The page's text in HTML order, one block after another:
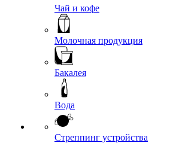
Чай и кофе
Молочная продукция
Бакалея
Вода
Стреппинг устройства